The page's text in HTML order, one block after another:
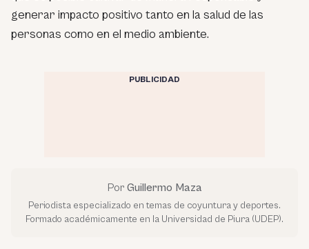
generar impacto positivo tanto en la salud de las
personas como en el medio ambiente.
PUBLICIDAD
Por Guillermo Maza
Periodista especializado en temas de coyuntura y deportes.
Formado académicamente en la Universidad de Piura (UDEP).